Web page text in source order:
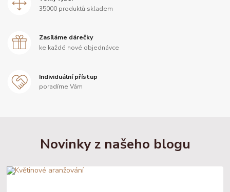
35000 produktů skladem
Zasíláme dárečky
ke každé nové objednávce
Individuální přístup
poradíme Vám
Novinky z našeho blogu